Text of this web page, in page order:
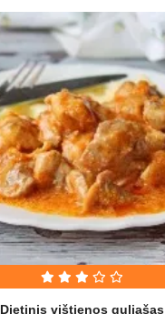
Dietinis vištienos guliašas